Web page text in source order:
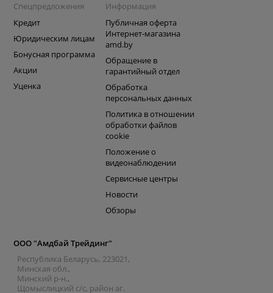
Спецпредложения
Кредит
Юридическим лицам
Бонусная программа
Акции
Уценка
Информация
Публичная оферта
Интернет-магазина
amd.by
Обращение в
гарантийный отдел
Обработка
персональных данных
Политика в отношении
обработки файлов
cookie
Положение о
видеонаблюдении
Сервисные центры
Новости
Обзоры
ООО "Амдбай Трейдинг"
Республика Беларусь, 223021,
Минская обл.,
Минский р-н.,
Щомыслицкий с/с, район аг.